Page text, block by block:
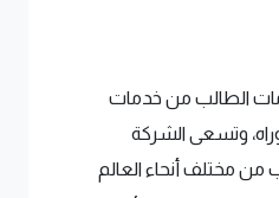
الطالب من خدمات
وتسعى الشركة
من مختلف أنحاء العالم